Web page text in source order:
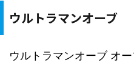
ウルトラマンオーブ
ウルトラマンオーブ オ